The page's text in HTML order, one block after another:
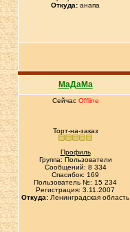
Откуда: анапа
МаДаМа
Сейчас Offline
Торт-на-заказ
Профиль
Группа: Пользователи
Сообщений: 8 334
Спасибок: 169
Пользователь №: 15 234
Регистрация: 3.11.2007
Откуда: Ленинградская область